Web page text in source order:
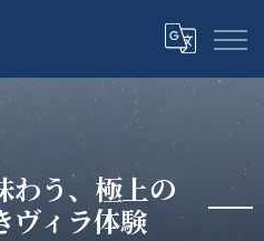
わう、極上の
ヴィラ体験